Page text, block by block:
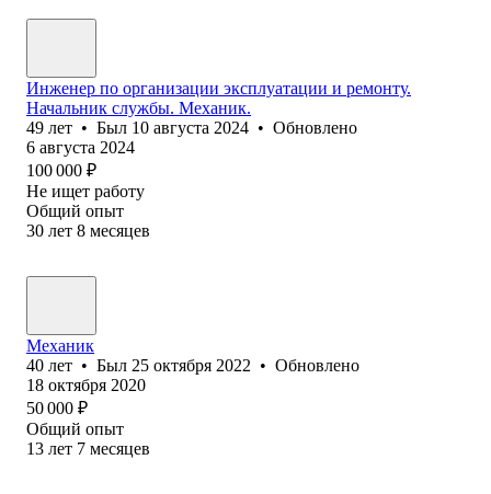
Инженер по организации эксплуатации и ремонту.
Начальник службы. Механик.
49 лет • Был 10 августа 2024 • Обновлено
6 августа 2024
100 000 ₽
Не ищет работу
Общий опыт
30 лет 8 месяцев
Механик
40 лет • Был 25 октября 2022 • Обновлено
18 октября 2020
50 000 ₽
Общий опыт
13 лет 7 месяцев